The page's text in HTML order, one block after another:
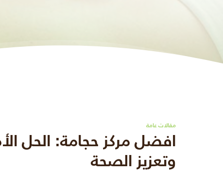
مقالات عامة
افضل مركز حجامة: الحل
وتعزيز الصحة